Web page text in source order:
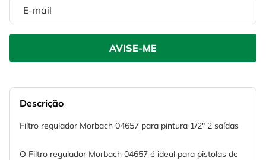
Descrição
Filtro regulador Morbach 04657 para pintura 1/2" 2 saídas
O Filtro regulador Morbach 04657 é ideal para pistolas de
10º serra copo
º